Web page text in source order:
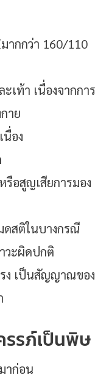
ากกว่า 160/110
เท้า เนื่องจากการ
าย
อง
อสูญเสียการมอง
ดสติในบางกรณี
วะผิดปกติ
ง เป็นสัญญาณของ
รรภ์เป็นพิษ
าก่อน